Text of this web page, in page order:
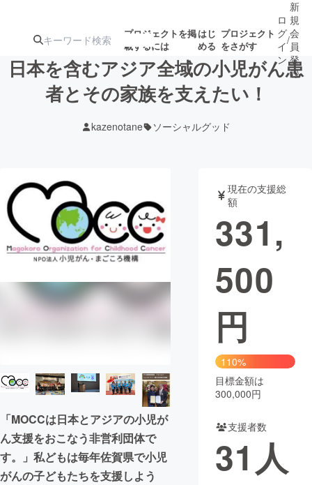
プロジェクトを掲
載するには
はじ
める
プロジェクト
をさがす
ターン
ジェクト
ロジェクト
アート・写真 音楽
テクノロジー・ガジェット ゲーム・サ
映像・映画
ビジネス・起業
CAMPFIRE for Social Good CAMPFIRE Creation
CAMPFIREふるさと納税machi-ya コミュニティ
ロ
グ
イ
ン
/
新
規
会
員
登
録
日本を含むアジア全域の小児がん患
者とその家族を支えたい！
kazenotane ソーシャルグッド
「MOCCは日本とアジアの小児が
ん支援をおこなう非営利団体で
す。」私どもは毎年佐賀県で小児
がんの子どもたちを支援しよう
現在の支援総
額
331,
500
円
110%
目標金額は
300,000円
支援者数
31 人